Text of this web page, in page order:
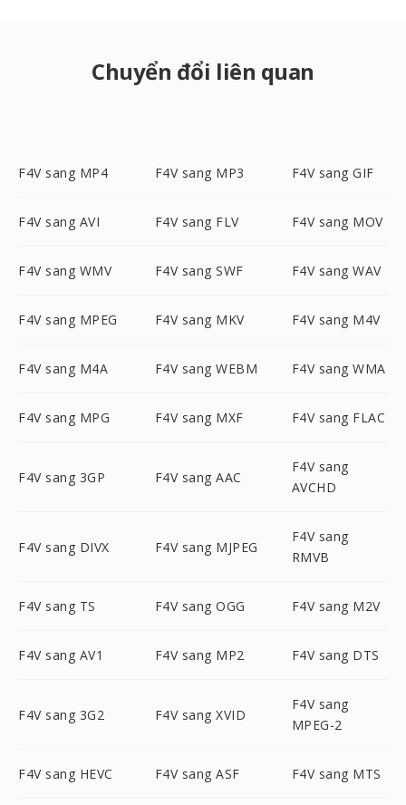
Chuyển đổi liên quan
F4V sang MP4 F4V sang MP3 F4V sang GIF
F4V sang AVI F4V sang FLV F4V sang MOV
F4V sang WMV F4V sang SWF F4V sang WAV
F4V sang MPEG F4V sang MKV F4V sang M4V
F4V sang M4A F4V sang WEBM F4V sang WMA
F4V sang MPG F4V sang MXF F4V sang FLAC
F4V sang 3GP F4V sang AAC
F4V sang
AVCHD
F4V sang DIVX F4V sang MJPEG
F4V sang
RMVB
F4V sang TS F4V sang OGG F4V sang M2V
F4V sang AV1 F4V sang MP2 F4V sang DTS
F4V sang 3G2 F4V sang XVID
F4V sang
MPEG-2
F4V sang HEVC F4V sang ASF F4V sang MTS